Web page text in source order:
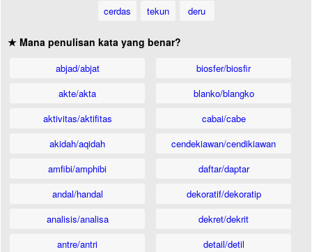
cerdas
tekun deru
★ Mana penulisan kata yang benar?
abjad/abjat
akte/akta
aktivitas/aktifitas
akidah/aqidah
amfibi/amphibi
andal/handal
analisis/analisa
antre/antri
biosfer/biosfir
blanko/blangko
cabai/cabe
cendekiawan/cendikiawan
daftar/daptar
dekoratif/dekoratip
dekret/dekrit
detail/detil